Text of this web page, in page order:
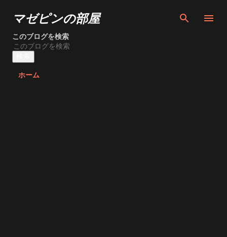
スキップしてメイン コンテンツに移動
マゼピンの部屋
このブログを検索
ホーム